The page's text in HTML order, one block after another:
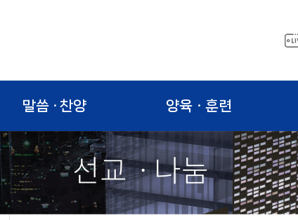
말씀 · 찬양 양육ㆍ훈련
선교ㆍ나눔